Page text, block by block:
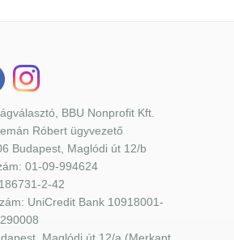
BBU Nonprofit Kft.
Róbert ügyvezető
Budapest, Maglódi út 12/b
01-09-994624
2-42
UniCredit Bank 10918001-
Maglódi út 12/a (Merkapt